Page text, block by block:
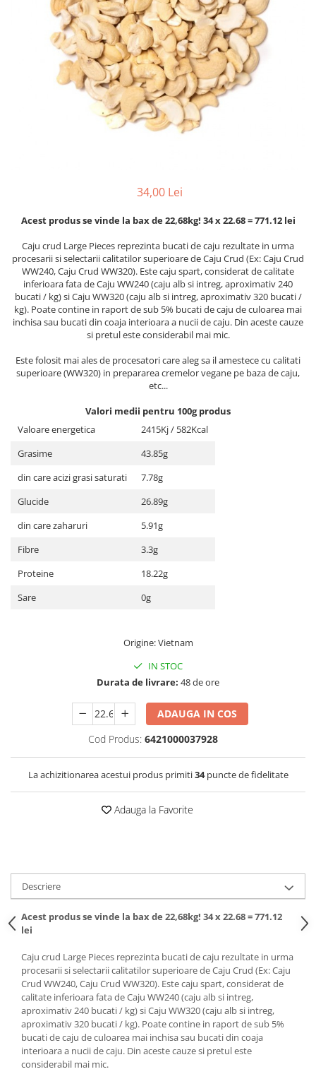
CREME ȘI PASTE TARTINABILE
CONDIMENTE
CEAIURI GRECEȘTI
CIOCOLATĂ ȘI CACAO
HEALTHY SNACKS
COSMETICE
REMEDII NATURISTE
TOATE PRODUSELE
34,00 Lei
Acest produs se vinde la bax de 22,68kg! 34 x 22.68 = 771.12 lei
Caju crud Large Pieces reprezinta bucati de caju rezultate in urma
procesarii si selectarii calitatilor superioare de Caju Crud (Ex: Caju Crud
WW240, Caju Crud WW320). Este caju spart, considerat de calitate
inferioara fata de Caju WW240 (caju alb si intreg, aproximativ 240
bucati / kg) si Caju WW320 (caju alb si intreg, aproximativ 320 bucati /
kg). Poate contine in raport de sub 5% bucati de caju de culoarea mai
inchisa sau bucati din coaja interioara a nucii de caju. Din aceste cauze
si pretul este considerabil mai mic.
Este folosit mai ales de procesatori care aleg sa il amestece cu calitati
superioare (WW320) in prepararea cremelor vegane pe baza de caju,
etc...
Valori medii pentru 100g produs
Valoare energetica
2415Kj / 582Kcal
Grasime
43.85g
din care acizi grasi saturati
7.78g
Glucide
26.89g
din care zaharuri
5.91g
Fibre
3.3g
Proteine
18.22g
Sare
0g
Origine: Vietnam
IN STOC
Durata de livrare: 48 de ore
ADAUGA IN COS
Cod Produs: 6421000037928
La achizitionarea acestui produs primiti34puncte de fidelitate
Adauga la Favorite
Descriere
Acest produs se vinde la bax de 22,68kg! 34 x 22.68 = 771.12
lei
Caju crud Large Pieces reprezinta bucati de caju rezultate in urma
procesarii si selectarii calitatilor superioare de Caju Crud (Ex: Caju
Crud WW240, Caju Crud WW320). Este caju spart, considerat de
calitate inferioara fata de Caju WW240 (caju alb si intreg,
aproximativ 240 bucati / kg) si Caju WW320 (caju alb si intreg,
aproximativ 320 bucati / kg). Poate contine in raport de sub 5%
bucati de caju de culoarea mai inchisa sau bucati din coaja
interioara a nucii de caju. Din aceste cauze si pretul este
considerabil mai mic.